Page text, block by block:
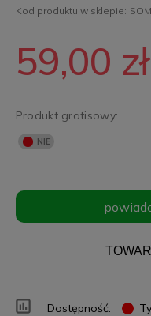
Kod produktu w sklepie:
59,00 zł
Produkt gratisowy:
Dostępność: